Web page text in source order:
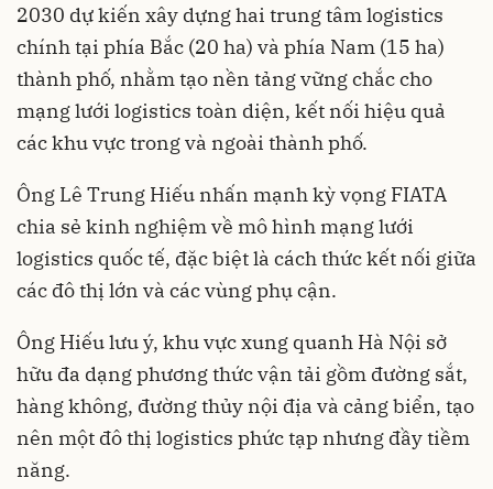
2030 dự kiến xây dựng hai trung tâm logistics
chính tại phía Bắc (20 ha) và phía Nam (15 ha)
thành phố, nhằm tạo nền tảng vững chắc cho
mạng lưới logistics toàn diện, kết nối hiệu quả
các khu vực trong và ngoài thành phố.
Ông Lê Trung Hiếu nhấn mạnh kỳ vọng FIATA
chia sẻ kinh nghiệm về mô hình mạng lưới
logistics quốc tế, đặc biệt là cách thức kết nối giữa
các đô thị lớn và các vùng phụ cận.
Ông Hiếu lưu ý, khu vực xung quanh Hà Nội sở
hữu đa dạng phương thức vận tải gồm đường sắt,
hàng không, đường thủy nội địa và cảng biển, tạo
nên một đô thị logistics phức tạp nhưng đầy tiềm
năng.